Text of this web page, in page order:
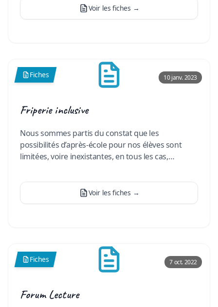
Voir les fiches →
Fiches 10 janv. 2023
Friperie inclusive
Nous sommes partis du constat que les
possibilités d’après-école pour nos élèves sont
limitées, voire inexistantes, en tous les cas,
Voir les fiches →
Fiches 7 oct. 2022
Forum Lecture